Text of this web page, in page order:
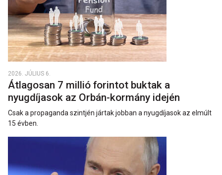
2026. JÚLIUS 6.
Átlagosan 7 millió forintot buktak a
nyugdíjasok az Orbán-kormány idején
Csak a propaganda szintjén jártak jobban a nyugdíjasok az elmúlt
15 évben.